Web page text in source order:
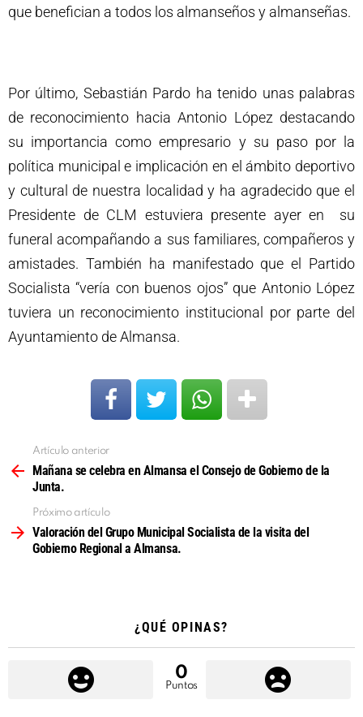
que benefician a todos los almanseños y almanseñas.
Por último, Sebastián Pardo ha tenido unas palabras
de reconocimiento hacia Antonio López destacando
su importancia como empresario y su paso por la
política municipal e implicación en el ámbito deportivo
y cultural de nuestra localidad y ha agradecido que el
Presidente de CLM estuviera presente ayer en su
funeral acompañando a sus familiares, compañeros y
amistades. También ha manifestado que el Partido
Socialista “vería con buenos ojos” que Antonio López
tuviera un reconocimiento institucional por parte del
Ayuntamiento de Almansa.
más
Artículo anterior
Mañana se celebra en Almansa el Consejo de Gobierno de la
Junta.
Próximo artículo
Valoración del Grupo Municipal Socialista de la visita del
Gobierno Regional a Almansa.
¿QUÉ OPINAS?
0
Puntos